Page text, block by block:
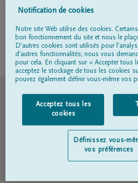
Entrepreneur de
Suivez-nous sur
Conditions
Déclaration relative à la
Déclaration
Notification de cookies
Notre site Web utilise des cookies.
bon fonctionnement du site et nous le
D'autres cookies sont utilisés pour
d'autres fonctionnalités; nous vous
pour cela. En cliquant sur « Accepter tous
acceptez le stockage de tous les cookies
pouvez également définir vous-même vos
Acceptez tous les
cookies
Définissez vous-
vos préférences